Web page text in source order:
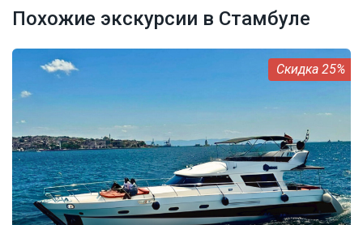
Похожие экскурсии в Стамбуле
25%